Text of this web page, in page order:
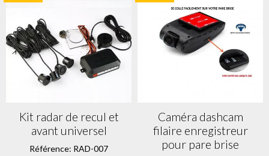
Kit radar de recul et
avant universel
Référence: RAD-007
Caméra dashcam
filaire enregistreur
pour pare brise